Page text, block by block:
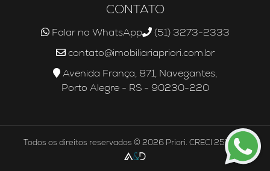
CONTATO
Falar no WhatsApp
(51) 3273-2333
contato@imobiliariapriori.com.br
Avenida França, 871, Navegantes,
Porto Alegre - RS - 90230-220
Todos os direitos reservados © 2026 Priori. CRECI 25756J.